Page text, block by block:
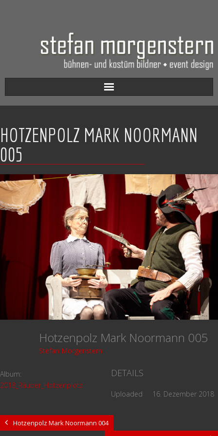
Aktuell
Werkverzeichnis
Biografie
Kontakt
HOTZENPOLZ MARK NOORMANN
005
Hotzenpolz Mark Noormann 005
Stefan Morgenstern
Album:
2018_Räuber_Hotzenplotz
DETAILS
Uploaded 16. Dezember 2018
Hotzenpolz Mark Noormann 004